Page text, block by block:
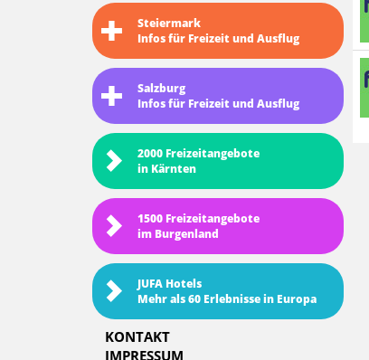
Steiermark
Infos für Freizeit und Ausflug
Salzburg
Infos für Freizeit und Ausflug
2000 Freizeitangebote
in Kärnten
1500 Freizeitangebote
im Burgenland
JUFA Hotels
Mehr als 60 Erlebnisse in Europa
KONTAKT
IMPRESSUM